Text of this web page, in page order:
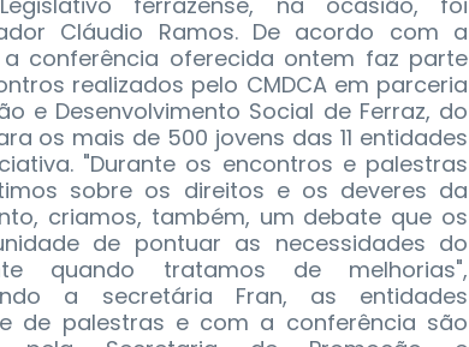
Cláudio Ramos. De acordo com a
conferência oferecida ontem faz parte
realizados pelo CMDCA em parceria
e Desenvolvimento Social de Ferraz, do
os mais de 500 jovens das 11 entidades
"Durante os encontros e palestras
sobre os direitos e os deveres da
criamos, também, um debate que os
de pontuar as necessidades do
quando tratamos de melhorias",
a secretária Fran, as entidades
de palestras e com a conferência são